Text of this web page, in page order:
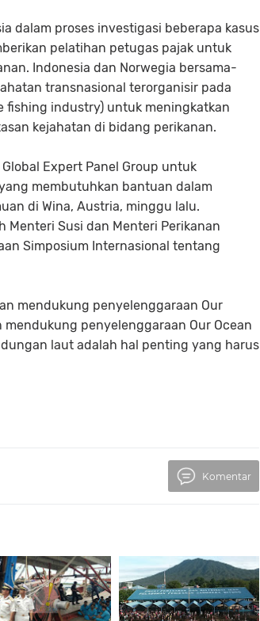
dalam proses investigasi beberapa kasus
pelatihan petugas pajak untuk
Indonesia dan Norwegia bersama-
transnasional terorganisir pada
fishing industry) untuk meningkatkan
kejahatan di bidang perikanan.
Expert Panel Group untuk
membutuhkan bantuan dalam
di Wina, Austria, minggu lalu.
Menteri Susi dan Menteri Perikanan
Simposium Internasional tentang
mendukung penyelenggaraan Our
mendukung penyelenggaraan Our Ocean
laut adalah hal penting yang harus
Komentar